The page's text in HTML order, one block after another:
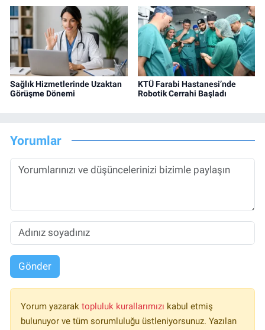
Sağlık Hizmetlerinde Uzaktan
Görüşme Dönemi
KTÜ Farabi Hastanesi’nde
Robotik Cerrahi Başladı
Yorumlar
Gönder
Yorum yazarak topluluk kurallarımızı kabul etmiş
bulunuyor ve tüm sorumluluğu üstleniyorsunuz. Yazılan